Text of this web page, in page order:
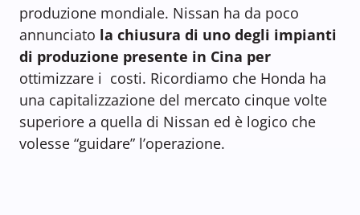
produzione mondiale. Nissan ha da poco
annunciato la chiusura di uno degli impianti
di produzione presente in Cina per
ottimizzare i costi. Ricordiamo che Honda ha
una capitalizzazione del mercato cinque volte
superiore a quella di Nissan ed è logico che
volesse “guidare” l’operazione.